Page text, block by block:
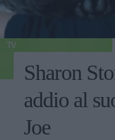
TV
Sharon
addio al
Joe